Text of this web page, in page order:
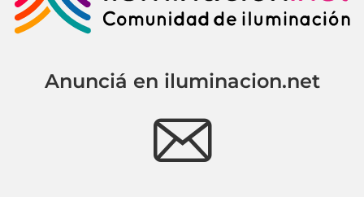
Anunciá en iluminacion.net
e